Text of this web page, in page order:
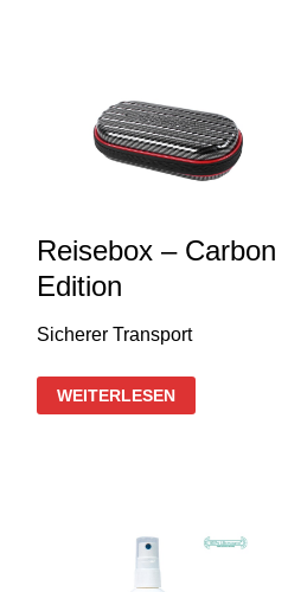
Reisebox – Carbon
Edition
Sicherer Transport
REISEBOX
–
WEITERLESEN